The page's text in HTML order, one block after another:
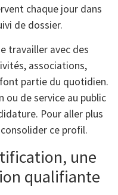
chaque jour dans
de dossier.
travailler avec des
associations,
partie du quotidien.
ou de service au public
Pour aller plus
ce profil.
une
qualifiante